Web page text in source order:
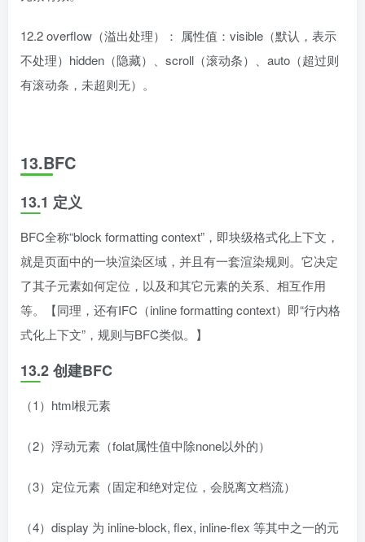
12.2 overflow（溢出处理）： 属性值：visible（默认，表示
不处理）hidden（隐藏）、scroll（滚动条）、auto（超过则
有滚动条，未超则无）。
13.BFC
13.1 定义
BFC全称“block formatting context”，即块级格式化上下文，
就是页面中的一块渲染区域，并且有一套渲染规则。它决定
了其子元素如何定位，以及和其它元素的关系、相互作用
等。【同理，还有IFC（inline formatting context）即“行内格
式化上下文”，规则与BFC类似。】
13.2 创建BFC
（1）html根元素
（2）浮动元素（folat属性值中除none以外的）
（3）定位元素（固定和绝对定位，会脱离文档流）
（4）display 为 inline-block, flex, inline-flex 等其中之一的元